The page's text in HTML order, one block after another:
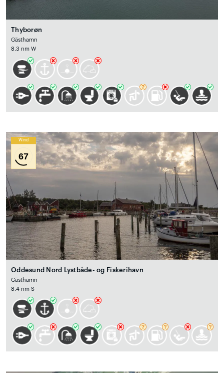
Thyborøn
Gästhamn
8.3 nm W
Wind
67
Oddesund Nord Lystbåde- og Fiskerihavn
Gästhamn
8.4 nm S